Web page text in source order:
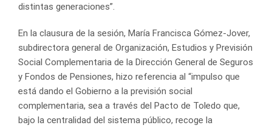
distintas generaciones”.
En la clausura de la sesión, María Francisca Gómez-Jover,
subdirectora general de Organización, Estudios y Previsión
Social Complementaria de la Dirección General de Seguros
y Fondos de Pensiones, hizo referencia al “impulso que
está dando el Gobierno a la previsión social
complementaria, sea a través del Pacto de Toledo que,
bajo la centralidad del sistema público, recoge la